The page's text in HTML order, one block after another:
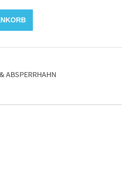
ABSPERRHAHN